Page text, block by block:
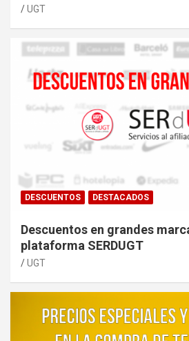
UGT
DESCUENTOS DESTACADOS
Descuentos en grandes
plataforma SERDUGT
UGT